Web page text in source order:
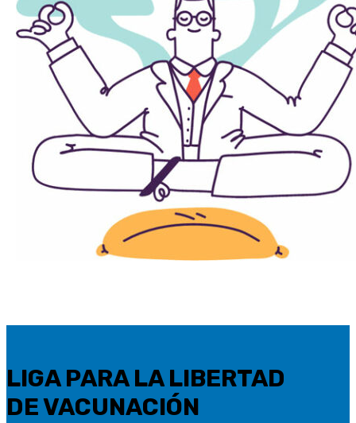
LIGA PARA LA LIBERTAD
DE VACUNACIÓN